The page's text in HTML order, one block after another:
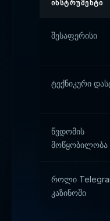
ᲘᲜᲡᲢᲠᲣᲛᲔᲜᲢᲘ
შესაფერისი
ტექნიკური
წვდომის
მოწყობილობა
როლი
კაზინოში